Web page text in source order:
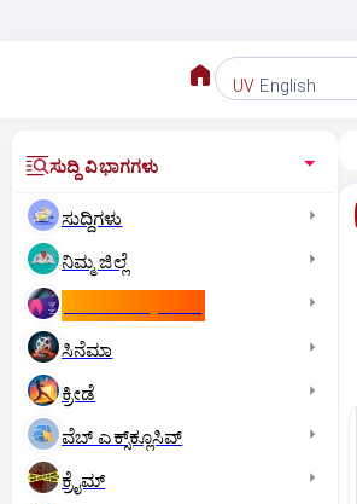
UV English
ಸುದ್ದಿ ವಿಭಾಗಗಳು
ಸುದ್ದಿಗಳು
ನಿಮ್ಮ ಜಿಲ್ಲೆ
ಸಿನೆಮಾ
ಕ್ರೀಡೆ
ವೆಬ್ ಎಕ್ಸ್‌ಕ್ಲೂಸಿವ್
ಕ್ರೈಮ್